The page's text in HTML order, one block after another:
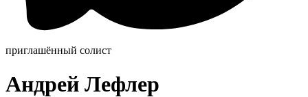
приглашённый солист
Андрей Лефлер